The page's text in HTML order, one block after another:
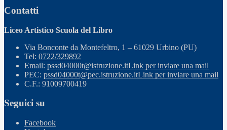
Contatti
Liceo Artistico Scuola del Libro
Via Bonconte da Montefeltro, 1 – 61029 Urbino (PU)
Tel: 0722/329892
Email: pssd04000t@istruzione.itLink per inviare una mail
PEC: pssd04000t@pec.istruzione.itLink per inviare una mail
C.F.: 91009700419
Seguici su
Facebook